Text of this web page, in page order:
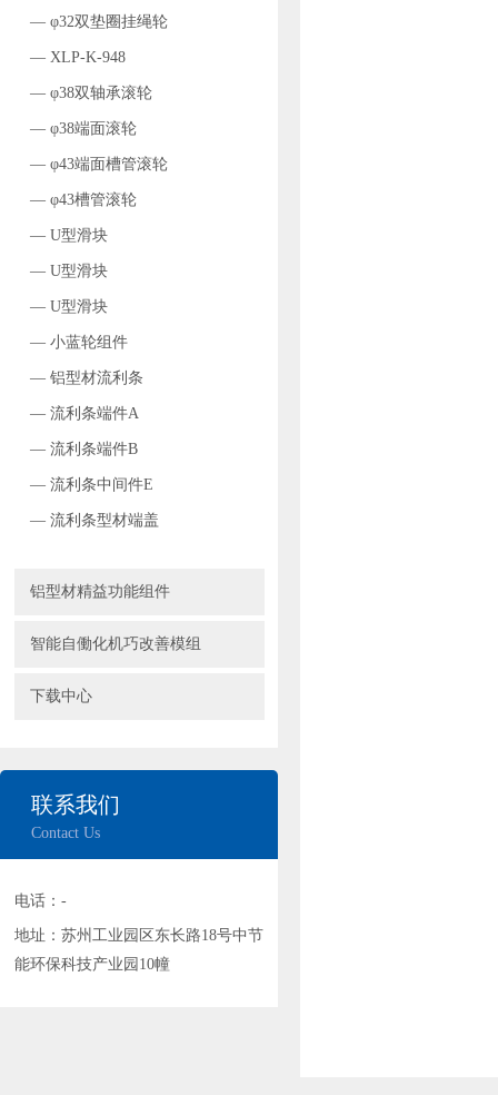
— φ32双垫圈挂绳轮
— XLP-K-948
— φ38双轴承滚轮
— φ38端面滚轮
— φ43端面槽管滚轮
— φ43槽管滚轮
— U型滑块
— U型滑块
— U型滑块
— 小蓝轮组件
— 铝型材流利条
— 流利条端件A
— 流利条端件B
— 流利条中间件E
— 流利条型材端盖
铝型材精益功能组件
智能自働化机巧改善模组
下载中心
联系我们
Contact Us
电话：-
地址：苏州工业园区东长路18号中节
能环保科技产业园10幢